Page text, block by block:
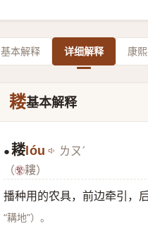
基本解释 详细解释 康
耧基本解释
● 耧lóu ㄌㄡˊ
（
耬）
播种用的农具，前边牵引，
“耩地”）。